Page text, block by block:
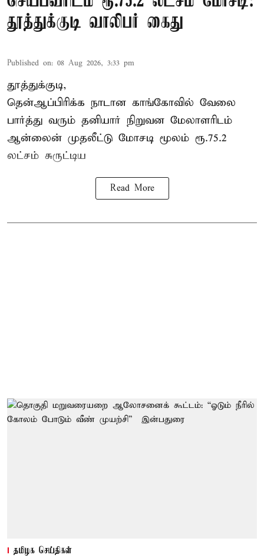
தூத்துக்குடி வாலிபர் கைது
Published on: 08 Aug 2026, 3:33 pm
தூத்துக்குடி,
தென்ஆப்பிரிக்க நாடான காங்கோவில் வேலை
பார்த்து வரும் தனியார் நிறுவன மேலாளரிடம்
ஆன்லைன் முதலீட்டு மோசடி மூலம் ரூ.75.2
லட்சம் சுருட்டிய
Read More
தமிழக செய்திகள்